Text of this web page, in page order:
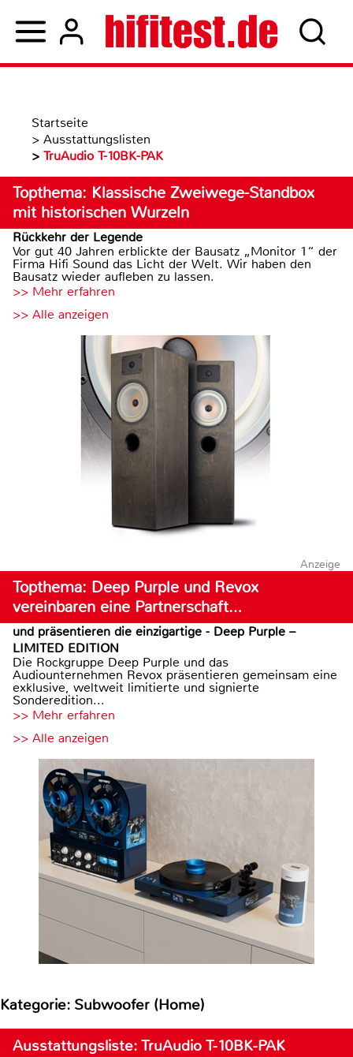
Startseite
> Ausstattungslisten
> TruAudio T-10BK-PAK
Topthema: Klassische Zweiwege-Standbox
mit historischen Wurzeln
Rückkehr der Legende
Vor gut 40 Jahren erblickte der Bausatz „Monitor 1“ der
Firma Hifi Sound das Licht der Welt. Wir haben den
Bausatz wieder aufleben zu lassen.
>> Mehr erfahren
>> Alle anzeigen
Anzeige
Topthema: Deep Purple und Revox
vereinbaren eine Partnerschaft…
und präsentieren die einzigartige - Deep Purple –
LIMITED EDITION
Die Rockgruppe Deep Purple und das
Audiounternehmen Revox präsentieren gemeinsam eine
exklusive, weltweit limitierte und signierte
Sonderedition...
>> Mehr erfahren
>> Alle anzeigen
Kategorie: Subwoofer (Home)
Ausstattungsliste: TruAudio T-10BK-PAK